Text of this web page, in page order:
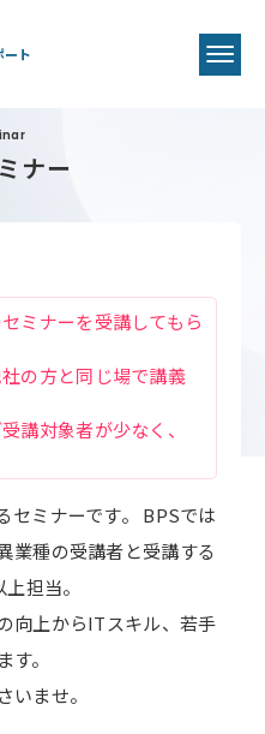
ト
ミナー
ミナーを受講してもら
の方と同じ場で講義
講対象者が少なく、
セミナーです。 BPSでは
業種の受講者と受講する
担当。
向上からITスキル、若手
。
いませ。